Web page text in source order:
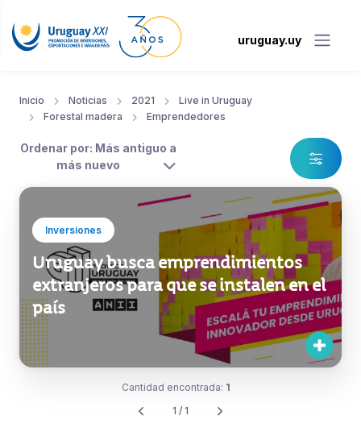
uruguay.uy
Inicio Noticias 2021
Live in Uruguay
Forestal madera
Emprendedores
Ordenar por: Más antiguo a
más nuevo
Inversiones
Uruguay busca emprendimientos
extranjeros para que se instalen en el
país
Cantidad encontrada: 1
1 / 1